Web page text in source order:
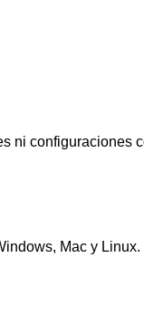
ni configuraciones
Mac y Linux.